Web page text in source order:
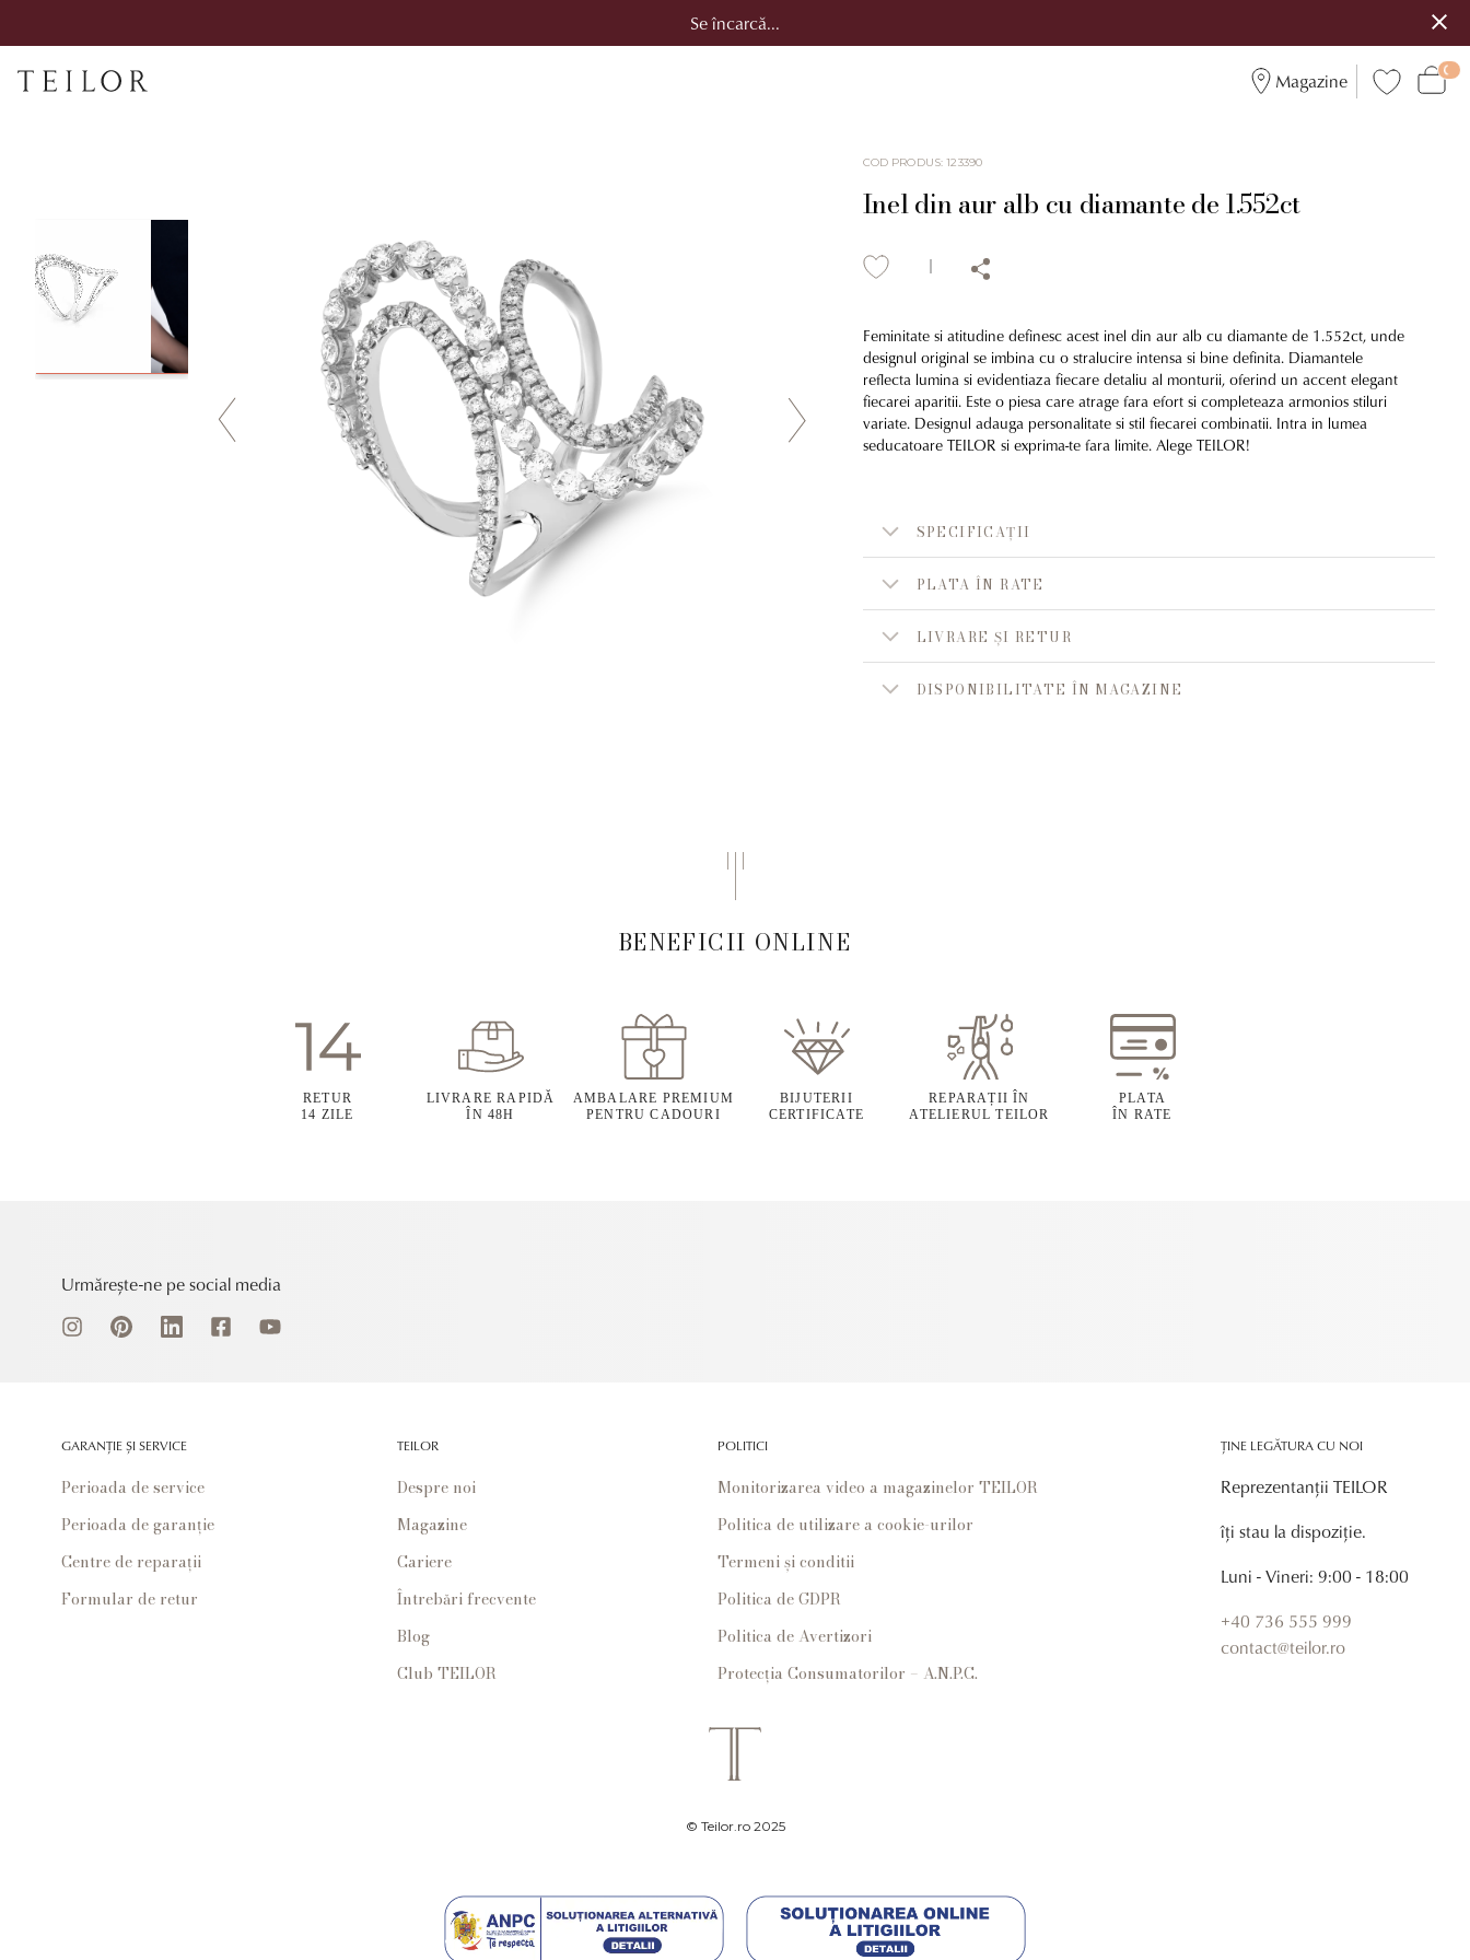
Se încarcă...
Magazine
COD PRODUS:123390
Inel din aur alb cu diamante de 1.552ct
Feminitate si atitudine definesc acest inel din aur alb cu diamante de 1.552ct, unde
designul original se imbina cu o stralucire intensa si bine definita. Diamantele
reflecta lumina si evidentiaza fiecare detaliu al monturii, oferind un accent elegant
fiecarei aparitii. Este o piesa care atrage fara efort si completeaza armonios stiluri
variate. Designul adauga personalitate si stil fiecarei combinatii. Intra in lumea
seducatoare TEILOR si exprima-te fara limite. Alege TEILOR!
SPECIFICAȚII
PLATA ÎN RATE
LIVRARE ȘI RETUR
DISPONIBILITATE ÎN MAGAZINE
BENEFICII ONLINE
RETUR
14 ZILE
LIVRARE RAPIDĂ
ÎN 48H
AMBALARE PREMIUM
PENTRU CADOURI
BIJUTERII
CERTIFICATE
REPARAȚII ÎN
ATELIERUL TEILOR
PLATA
ÎN RATE
Urmărește-ne pe social media
GARANȚIE ȘI SERVICE
Perioada de service
Perioada de garanție
Centre de reparații
Formular de retur
TEILOR
Despre noi
Magazine
Cariere
Întrebări frecvente
Blog
Club TEILOR
POLITICI
Monitorizarea video a magazinelor TEILOR
Politica de utilizare a cookie-urilor
Termeni și conditii
Politica de GDPR
Politica de Avertizori
Protecția Consumatorilor – A.N.P.C.
ȚINE LEGĂTURA CU NOI
Reprezentanții TEILOR
îți stau la dispoziție.
Luni - Vineri: 9:00 - 18:00
+40 736 555 999
contact@teilor.ro
© Teilor.ro 2025